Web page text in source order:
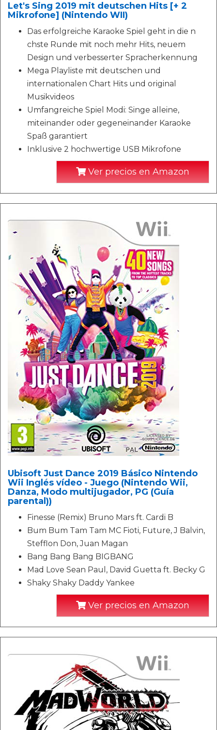
Let's Sing 2019 mit deutschen Hits [+ 2
Mikrofone] (Nintendo WII)
Das erfolgreiche Karaoke Spiel geht in die n
chste Runde mit noch mehr Hits, neuem
Design und verbesserter Spracherkennung
Mega Playliste mit deutschen und
internationalen Chart Hits und original
Musikvideos
Umfangreiche Spiel Modi: Singe alleine,
miteinander oder gegeneinander Karaoke
Spaß garantiert
Inklusive 2 hochwertige USB Mikrofone
Ver precios en Amazon
Ubisoft Just Dance 2019 Básico Nintendo
Wii Inglés vídeo - Juego (Nintendo Wii,
Danza, Modo multijugador, PG (Guía
parental))
Finesse (Remix) Bruno Mars ft. Cardi B
Bum Bum Tam Tam MC Fioti, Future, J Balvin,
Stefflon Don, Juan Magan
Bang Bang Bang BIGBANG
Mad Love Sean Paul, David Guetta ft. Becky G
Shaky Shaky Daddy Yankee
Ver precios en Amazon